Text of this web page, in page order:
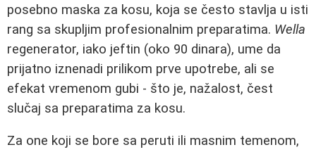
posebno maska za kosu, koja se često stavlja u isti
rang sa skupljim profesionalnim preparatima. Wella
regenerator, iako jeftin (oko 90 dinara), ume da
prijatno iznenadi prilikom prve upotrebe, ali se
efekat vremenom gubi - što je, nažalost, čest
slučaj sa preparatima za kosu.
Za one koji se bore sa peruti ili masnim temenom,